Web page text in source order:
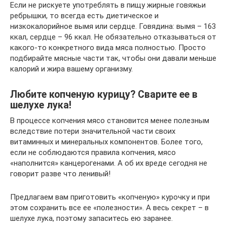
Если не рискуете употреблять в пищу жирные говяжьи
ребрышки, то всегда есть диетическое и
низкокалорийное вымя или сердце. Говядина: вымя – 163
ккал, сердце – 96 ккал. Не обязательно отказываться от
какого-то конкретного вида мяса полностью. Просто
подбирайте мясные части так, чтобы они давали меньше
калорий и жира вашему организму.
Любите копченую курицу? Сварите ее в
шелухе лука!
В процессе копчения мясо становится менее полезным
вследствие потери значительной части своих
витаминных и минеральных компонентов. Более того,
если не соблюдаются правила копчения, мясо
«наполнится» канцерогенами. А об их вреде сегодня не
говорит разве что ленивый!
Предлагаем вам приготовить «копченую» курочку и при
этом сохранить все ее «полезности». А весь секрет – в
шелухе лука, поэтому запаситесь ею заранее.